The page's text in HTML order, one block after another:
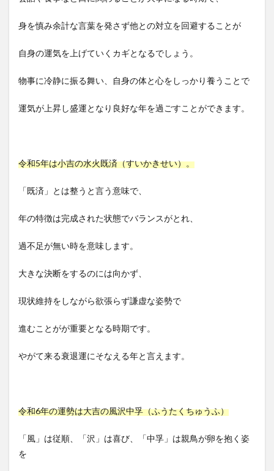
身を慎み余計な言葉を発さず他との対立を回避することが
自身の運気を上げていくカギとなるでしょう。
物事に冷静に振る舞い、自身の体と心をしっかり養うことで
運気が上昇し盛運となり良好な年を過ごすことができます。
令和5年は小吉の水火既済（すいかきせい）。
「既済」とは整うと言う意味で、
年の特徴は完成された状態でバランスがとれ、
過不足が無い時を意味します。
大きな決断をするのには向かず、
現状維持をしながら欲張らず謙虚な姿勢で
進むことがが重要となる時期です。
やがて来る衰退運にそなえる年と言えます。
令和6年の運勢は大吉の風沢中孚（ふうたくちゅうふ）
「風」は従順、「沢」は喜び、「中孚」は親鳥が卵を抱く姿
を